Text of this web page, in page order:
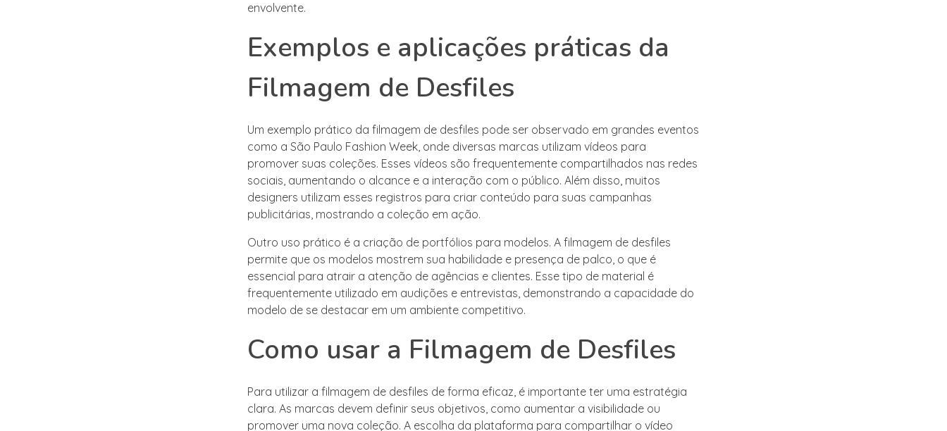
envolvente.
Exemplos e aplicações práticas da
Filmagem de Desfiles
Um exemplo prático da filmagem de desfiles pode ser observado em grandes eventos
como a São Paulo Fashion Week, onde diversas marcas utilizam vídeos para
promover suas coleções. Esses vídeos são frequentemente compartilhados nas redes
sociais, aumentando o alcance e a interação com o público. Além disso, muitos
designers utilizam esses registros para criar conteúdo para suas campanhas
publicitárias, mostrando a coleção em ação.
Outro uso prático é a criação de portfólios para modelos. A filmagem de desfiles
permite que os modelos mostrem sua habilidade e presença de palco, o que é
essencial para atrair a atenção de agências e clientes. Esse tipo de material é
frequentemente utilizado em audições e entrevistas, demonstrando a capacidade do
modelo de se destacar em um ambiente competitivo.
Como usar a Filmagem de Desfiles
Para utilizar a filmagem de desfiles de forma eficaz, é importante ter uma estratégia
clara. As marcas devem definir seus objetivos, como aumentar a visibilidade ou
promover uma nova coleção. A escolha da plataforma para compartilhar o vídeo